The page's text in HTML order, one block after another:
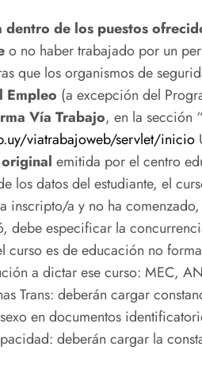
de los puestos
o no haber trabajado por un
que los organismos de
Empleo (a excepción del
Vía Trabajo, en la sección
viatrabajoweb/servlet/inicio
emitida por el centro
los datos del estudiante, el
inscripto/a y no ha
debe especificar la
curso es de educación no
a dictar ese curso: MEC,
Trans: deberán cargar
en documentos
deberán cargar la